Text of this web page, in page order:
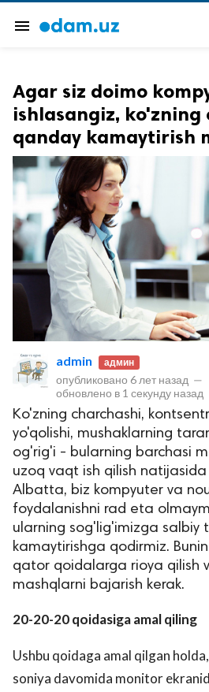
menu
защищены.
Agar siz doimo
ishlasangiz, ko'zning
qanday kamaytirish
admin админ
опубликовано 6 лет назад —
обновлено в 1 секунду назад
Ko'zning charchashi,
yo'qolishi, mushaklarning
og'rig'i - bularning barchasi
uzoq vaqt ish qilish natijasida
Albatta, biz kompyuter va
foydalanishni rad eta
ularning sog'lig'imizga salbiy
kamaytirishga qodirmiz.
qator qoidalarga rioya qilish
mashqlarni bajarish kerak.
20-20-20 qoidasiga amal qiling
Ushbu qoidaga amal qilgan
soniya davomida monitor